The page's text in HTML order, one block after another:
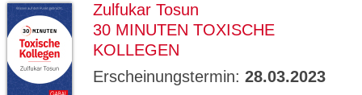
Zulfukar Tosun
30 MINUTEN TOXISCHE
KOLLEGEN
Erscheinungstermin: 28.03.2023